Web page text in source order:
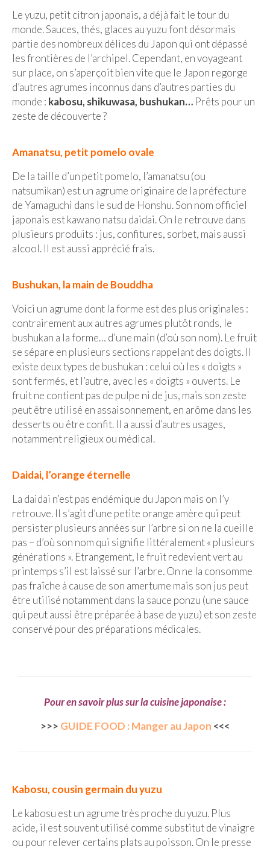
Isla del Sol
Lac Titicaca
Salar d’Uyuni
Sucre
Chili
Lac Titicaca
Machu Picchu
ASIE
Beijing
Guilin & Yangshuo
Xi’An
Corée du Sud
Japon
Fukuoka
Kamakura
Nikko
Tokyo
Malaisie
Cameron Highlands
Penang
Singapour
Hanoi
Hué
Quy Nhon
Le yuzu, petit citron japonais, a déjà fait le tour du
monde. Sauces, thés, glaces au yuzu font désormais
partie des nombreux délices du Japon qui ont dépassé
les frontières de l’archipel. Cependant, en voyageant
sur place, on s’aperçoit bien vite que le Japon regorge
d’autres agrumes inconnus dans d’autres parties du
monde : kabosu, shikuwasa, bushukan… Prêts pour un
zeste de découverte ?
Amanatsu, petit pomelo ovale
De la taille d’un petit pomelo, l’amanatsu (ou
natsumikan) est un agrume originaire de la préfecture
de Yamaguchi dans le sud de Honshu. Son nom officiel
japonais est kawano natsu daidai. On le retrouve dans
plusieurs produits : jus, confitures, sorbet, mais aussi
alcool. Il est aussi apprécié frais.
Bushukan, la main de Bouddha
Voici un agrume dont la forme est des plus originales :
contrairement aux autres agrumes plutôt ronds, le
bushukan a la forme… d’une main (d’où son nom). Le fruit
se sépare en plusieurs sections rappelant des doigts. Il
existe deux types de bushukan : celui où les « doigts »
sont fermés, et l’autre, avec les « doigts » ouverts. Le
fruit ne contient pas de pulpe ni de jus, mais son zeste
peut être utilisé en assaisonnement, en arôme dans les
desserts ou être confit. Il a aussi d’autres usages,
notamment religieux ou médical.
Daidai, l’orange éternelle
La daidai n’est pas endémique du Japon mais on l’y
retrouve. Il s’agit d’une petite orange amère qui peut
persister plusieurs années sur l’arbre si on ne la cueille
pas – d’où son nom qui signifie littéralement « plusieurs
générations ». Etrangement, le fruit redevient vert au
printemps s’il est laissé sur l’arbre. On ne la consomme
pas fraîche à cause de son amertume mais son jus peut
être utilisé notamment dans la sauce ponzu (une sauce
qui peut aussi être préparée à base de yuzu) et son zeste
conservé pour des préparations médicales.
Pour en savoir plus sur la cuisine japonaise :
>>> GUIDE FOOD : Manger au Japon <<<
Kabosu, cousin germain du yuzu
Le kabosu est un agrume très proche du yuzu. Plus
acide, il est souvent utilisé comme substitut de vinaigre
ou pour relever certains plats au poisson. On le presse